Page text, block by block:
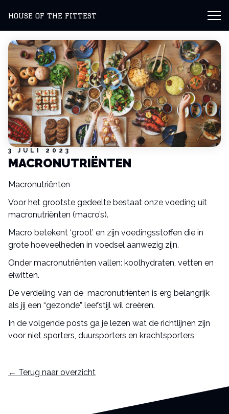
HOUSE OF THE FITTEST
Fittest outdoor
Intake
Contact
3 JULI 2023
MACRONUTRIËNTEN
Macronutriënten
Voor het grootste gedeelte bestaat onze voeding uit
macronutriënten (macro’s).
Macro betekent ‘groot’ en zijn voedingsstoffen die in
grote hoeveelheden in voedsel aanwezig zijn.
Onder macronutriënten vallen: koolhydraten, vetten en
eiwitten.
De verdeling van de macronutriënten is erg belangrijk
als jij een “gezonde” leefstijl wil creëren.
In de volgende posts ga je lezen wat de richtlijnen zijn
voor niet sporters, duursporters en krachtsporters
← Terug naar overzicht